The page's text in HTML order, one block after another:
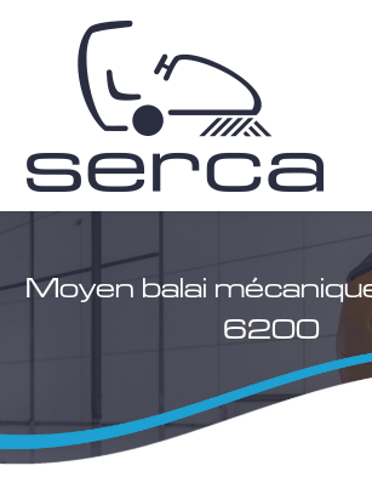
Moyen balai
6200